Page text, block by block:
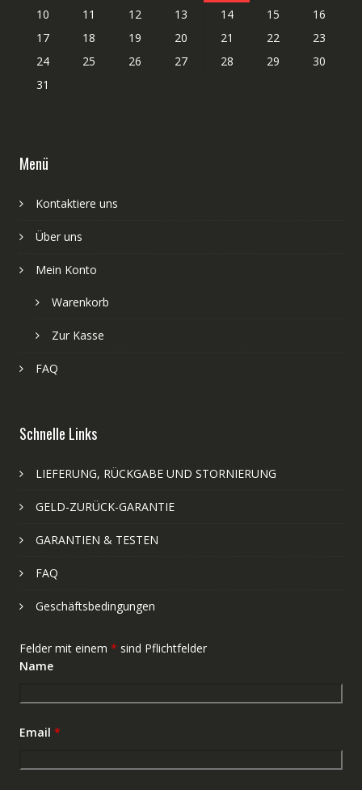
10
11 12 13 14 15
16
17
18 19 20 21 22
23
24
25 26 27 28 29
30
31
Menü
Kontaktiere uns
Über uns
Mein Konto
Warenkorb
Zur Kasse
FAQ
Schnelle Links
LIEFERUNG, RÜCKGABE UND STORNIERUNG
GELD-ZURÜCK-GARANTIE
GARANTIEN & TESTEN
FAQ
Geschäftsbedingungen
Felder mit einem * sind Pflichtfelder
Name
Email *